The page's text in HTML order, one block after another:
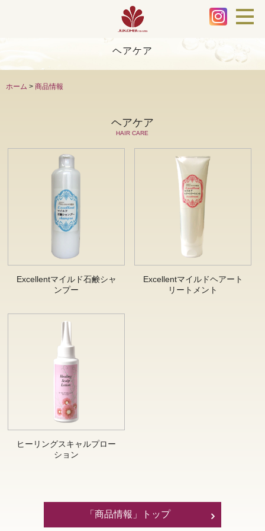
ヘアケア
ホーム > 商品情報
ヘアケア
HAIR CARE
Excellentマイルド石鹸シャ
ンプー
Excellentマイルドヘアート
リートメント
ヒーリングスキャルプロー
ション
「商品情報」トップ